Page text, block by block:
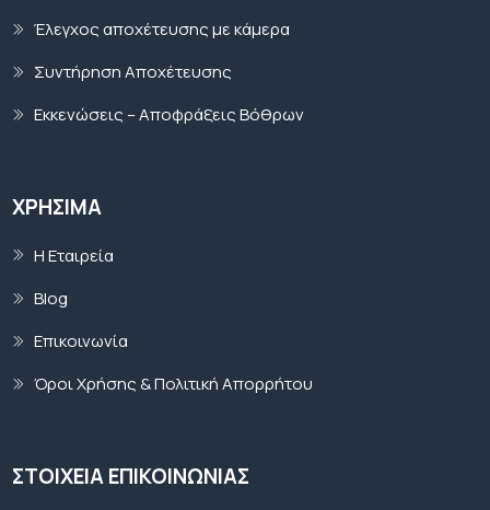
Έλεγχος αποχέτευσης με κάμερα
Συντήρηση Αποχέτευσης
Εκκενώσεις – Αποφράξεις Βόθρων
ΧΡΉΣΙΜΑ
Η Εταιρεία
Blog
Επικοινωνία
Όροι Χρήσης & Πολιτική Απορρήτου
ΣΤΟΙΧΕΙΑ ΕΠΙΚΟΙΝΩΝΙΑΣ